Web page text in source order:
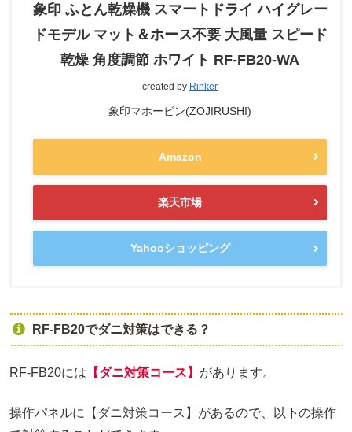
象印 ふとん乾燥機 スマートドライ ハイグレー
ドモデル マット＆ホース不要 大風量 スピード
乾燥 角度調節 ホワイト RF-FB20-WA
created by Rinker
象印マホービン(ZOJIRUSHI)
Amazon
楽天市場
Yahooショッピング
RF-FB20でダニ対策はできる？
RF-FB20には 【ダニ対策コース】 があります。
操作パネルに【ダニ対策コース】があるので、以下の操作